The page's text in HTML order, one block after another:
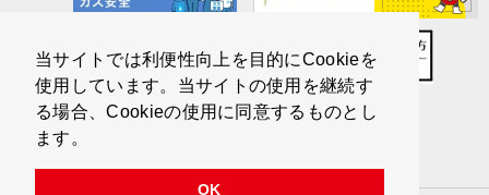
当サイトでは利便性向上を目的にCookieを
使用しています。当サイトの使用を継続す
る場合、Cookieの使用に同意するものとし
ます。
OK